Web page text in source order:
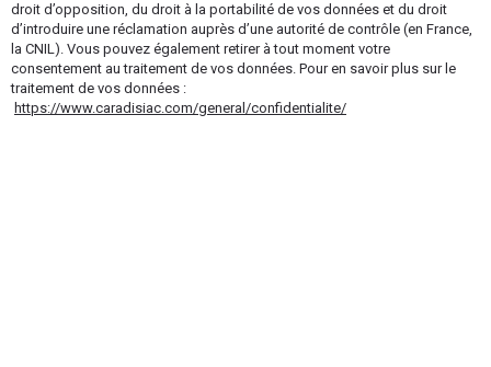
droit d’opposition, du droit à la portabilité de vos données et du droit
d’introduire une réclamation auprès d’une autorité de contrôle (en France,
la CNIL). Vous pouvez également retirer à tout moment votre
consentement au traitement de vos données. Pour en savoir plus sur le
traitement de vos données :
https://www.caradisiac.com/general/confidentialite/